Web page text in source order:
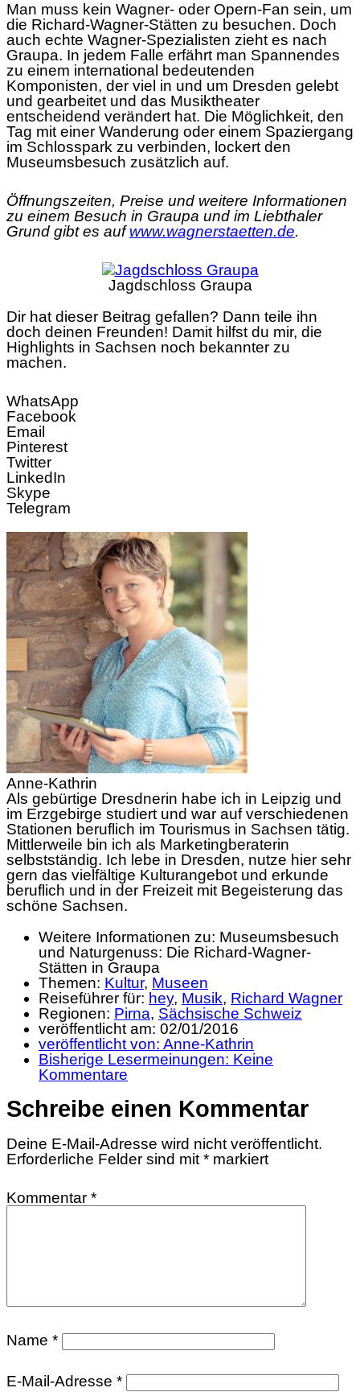
Man muss kein Wagner- oder Opern-Fan sein, um
die Richard-Wagner-Stätten zu besuchen. Doch
auch echte Wagner-Spezialisten zieht es nach
Graupa. In jedem Falle erfährt man Spannendes
zu einem international bedeutenden
Komponisten, der viel in und um Dresden gelebt
und gearbeitet und das Musiktheater
entscheidend verändert hat. Die Möglichkeit, den
Tag mit einer Wanderung oder einem Spaziergang
im Schlosspark zu verbinden, lockert den
Museumsbesuch zusätzlich auf.
Öffnungszeiten, Preise und weitere Informationen
zu einem Besuch in Graupa und im Liebthaler
Grund gibt es aufwww.wagnerstaetten.de.
Jagdschloss Graupa
Dir hat dieser Beitrag gefallen? Dann teile ihn
doch deinen Freunden! Damit hilfst du mir, die
Highlights in Sachsen noch bekannter zu
machen.
WhatsApp
Facebook
Email
Pinterest
Twitter
LinkedIn
Skype
Telegram
Anne-Kathrin
Als gebürtige Dresdnerin habe ich in Leipzig und
im Erzgebirge studiert und war auf verschiedenen
Stationen beruflich im Tourismus in Sachsen tätig.
Mittlerweile bin ich als Marketingberaterin
selbstständig. Ich lebe in Dresden, nutze hier sehr
gern das vielfältige Kulturangebot und erkunde
beruflich und in der Freizeit mit Begeisterung das
schöne Sachsen.
Weitere Informationen zu: Museumsbesuch
und Naturgenuss: Die Richard-Wagner-
Stätten in Graupa
Themen: Kultur, Museen
Reiseführer für: hey, Musik, Richard Wagner
Regionen: Pirna, Sächsische Schweiz
veröffentlicht am: 02/01/2016
veröffentlicht von: Anne-Kathrin
Bisherige Lesermeinungen: Keine
Kommentare
Schreibe einen Kommentar
Deine E-Mail-Adresse wird nicht veröffentlicht.
Erforderliche Felder sind mit* markiert
Kommentar *
Name *
E-Mail-Adresse *